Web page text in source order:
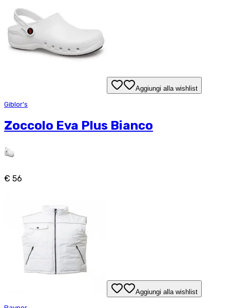
Aggiungi alla wishlist
Giblor's
Zoccolo Eva Plus Bianco
€ 56
Aggiungi alla wishlist